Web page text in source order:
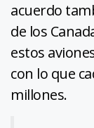
acuerdo
de los
estos
con lo que
millones.